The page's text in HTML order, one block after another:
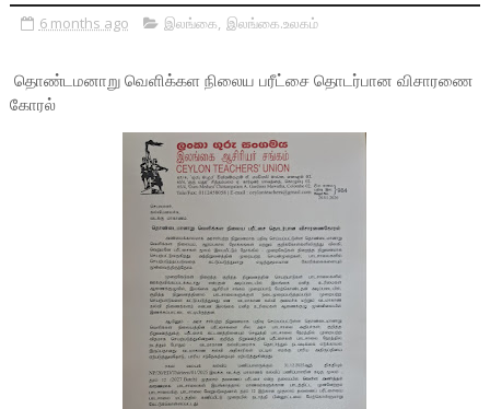
6 months ago இலங்கை, இலங்கை.உலகம்
தொண்டமனாறு வெளிக்கள நிலைய பரீட்சை தொடர்பான விசாரணை
கோரல்